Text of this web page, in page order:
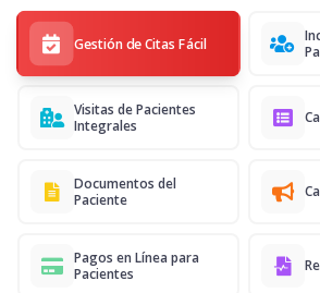
Gestión de Citas Fácil
Visitas de Pacientes
Integrales
Documentos del
Paciente
Pagos en Línea para
Pacientes